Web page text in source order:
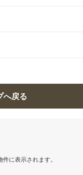
へ戻る
に表示されます。